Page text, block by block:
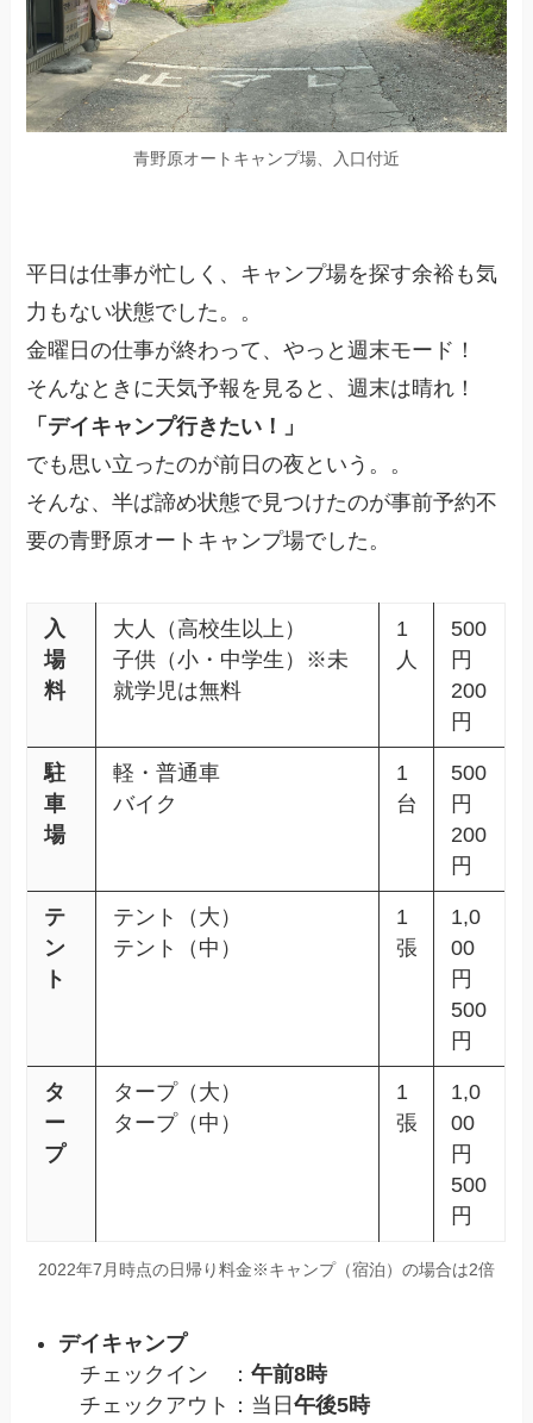
青野原オートキャンプ場、入口付近
平日は仕事が忙しく、キャンプ場を探す余裕も気
力もない状態でした。。
金曜日の仕事が終わって、やっと週末モード！
そんなときに天気予報を見ると、週末は晴れ！
「デイキャンプ行きたい！」
でも思い立ったのが前日の夜という。。
そんな、半ば諦め状態で見つけたのが事前予約不
要の青野原オートキャンプ場でした。
入
場
料
大人（高校生以上）
子供（小・中学生）※未
就学児は無料
1
人
500
円
200
円
駐
車
場
軽・普通車
バイク
1
台
500
円
200
円
テ
ン
ト
テント（大）
テント（中）
1
張
1,0
00
円
500
円
タ
ー
プ
タープ（大）
タープ（中）
1
張
1,0
00
円
500
円
2022年7月時点の日帰り料金※キャンプ（宿泊）の場合は2倍
デイキャンプ
チェックイン ：午前8時
チェックアウト：当日午後5時